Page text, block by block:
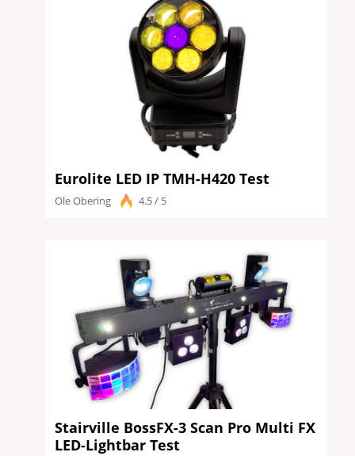
Eurolite LED IP TMH-H420 Test
Ole Obering 4.5 / 5
Stairville BossFX-3 Scan Pro Multi FX
LED-Lightbar Test